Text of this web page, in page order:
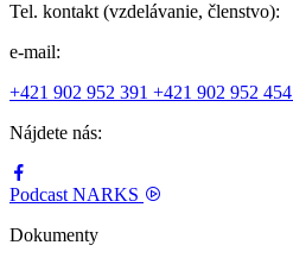
Tel. kontakt (vzdelávanie, členstvo):
e-mail:
+421 902 952 391 +421 902 952 454
Nájdete nás:
Podcast NARKS
Dokumenty